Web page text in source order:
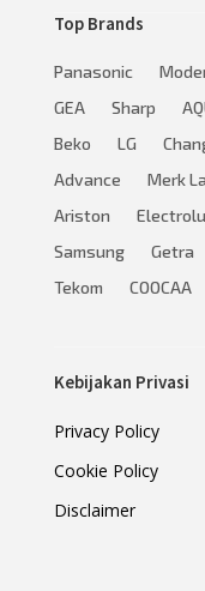
Top Brands
Panasonic
GEA
Sharp
Beko
LG
Advance
Merk
Ariston
Samsung
Getra
Tekom
COOCAA
Kebijakan Privasi
Privacy Policy
Cookie Policy
Disclaimer